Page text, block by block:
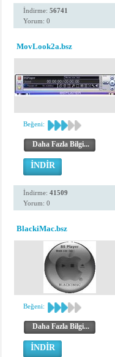
İndirme: 56741
Yorum: 0
MovLook2a.bsz
Beğeni:
Daha Fazla Bilgi...
İNDİR
İndirme: 41509
Yorum: 0
BlackiMac.bsz
Beğeni:
Daha Fazla Bilgi...
İNDİR